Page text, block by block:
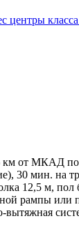
центры
км от
30 мин. на
12,5 м,
рампы